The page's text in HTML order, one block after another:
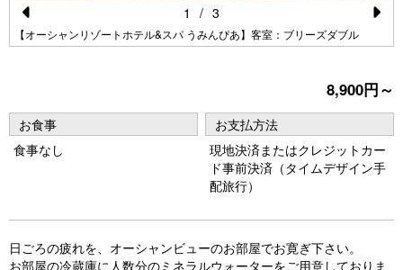
Pr
o
u
【オーシャンリゾートホテル&スパ うみんぴあ】客室：ブリーズダブル
xt
1 / 3
8,900円～
お食事
食事なし
お支払方法
現地決済またはクレジットカー
ド事前決済（タイムデザイン手
配旅行）
日ごろの疲れを、オーシャンビューのお部屋でお寛ぎ下さい。
お部屋の冷蔵庫に人数分のミネラルウォーターをご用意しておりま